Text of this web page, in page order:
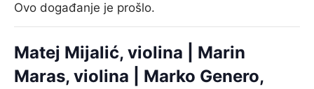
Ovo događanje je prošlo.
Matej Mijalić, violina | Marin
Maras, violina | Marko Genero,